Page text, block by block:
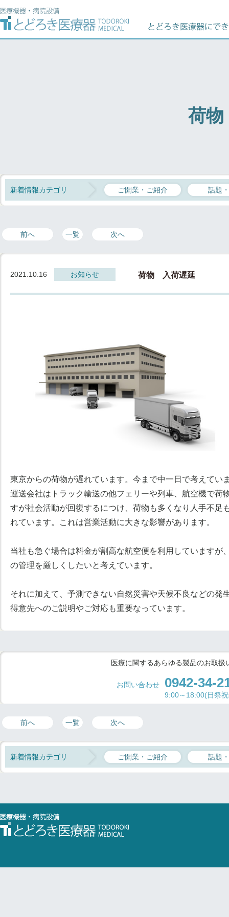
荷
新着情報カテゴリ ご開業・ご紹介 話題
前へ 一覧 次へ
2021.10.16 お知らせ 荷物 入荷遅延
東京からの荷物が遅れています。今まで中一日で考えてい
運送会社はトラック輸送の他フェリーや列車、航空機で荷
すが社会活動が回復するにつけ、荷物も多くなり人手不足
れています。これは営業活動に大きな影響があります。
当社も急ぐ場合は料金が割高な航空便を利用していますが
の管理を厳しくしたいと考えています。
それに加えて、予測できない自然災害や天候不良などの発
得意先へのご説明やご対応も重要なっています。
医療に関するあらゆる製品のお取
お問い合わせ 0942-34-
9:00～18:00(日祭
前へ 一覧 次へ
新着情報カテゴリ ご開業・ご紹介 話題